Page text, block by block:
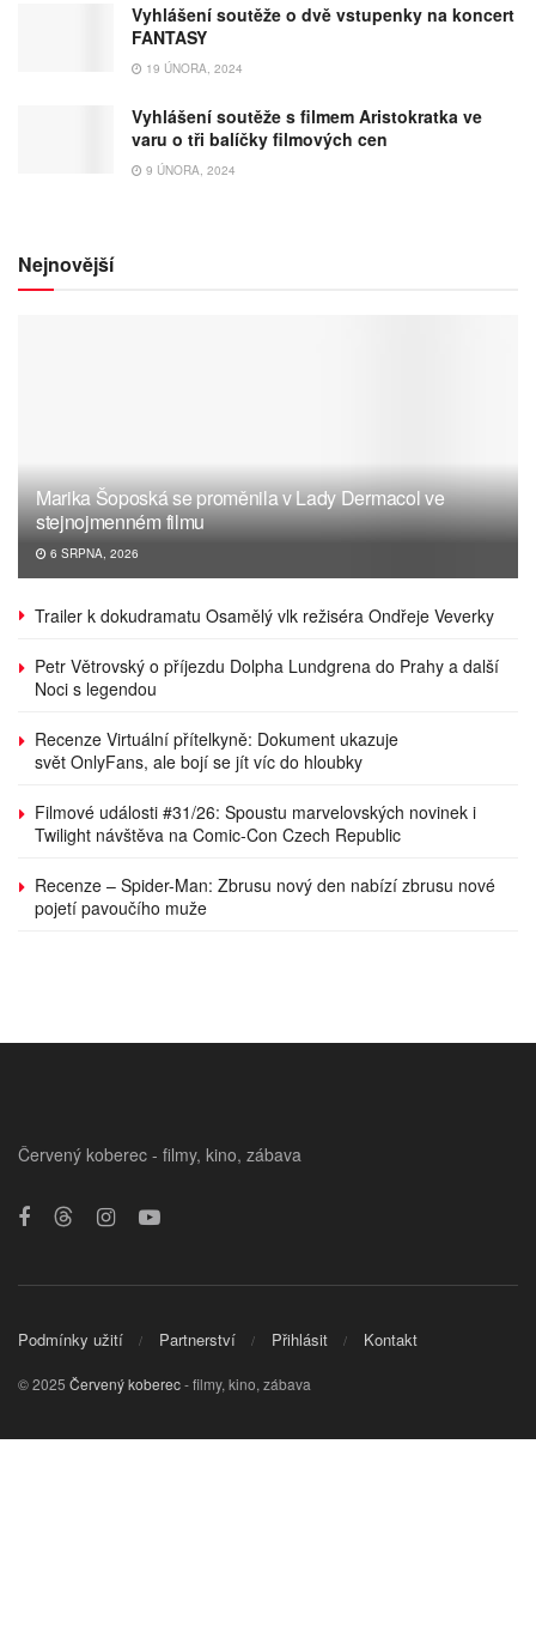
Vyhlášení soutěže o dvě vstupenky na koncert
FANTASY
19 ÚNORA, 2024
Vyhlášení soutěže s filmem Aristokratka ve
varu o tři balíčky filmových cen
9 ÚNORA, 2024
Nejnovější
Marika Šoposká se proměnila v Lady Dermacol ve
stejnojmenném filmu
6 SRPNA, 2026
Trailer k dokudramatu Osamělý vlk režiséra Ondřeje Veverky
Petr Větrovský o příjezdu Dolpha Lundgrena do Prahy a další
Noci s legendou
Recenze Virtuální přítelkyně: Dokument ukazuje
svět OnlyFans, ale bojí se jít víc do hloubky
Filmové události #31/26: Spoustu marvelovských novinek i
Twilight návštěva na Comic-Con Czech Republic
Recenze – Spider-Man: Zbrusu nový den nabízí zbrusu nové
pojetí pavoučího muže
Červený koberec - filmy, kino, zábava
Podmínky užití Partnerství Přihlásit Kontakt
© 2025 Červený koberec- filmy, kino, zábava